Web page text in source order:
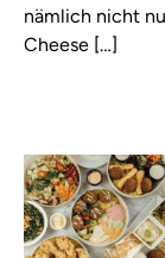
nämlich nicht
Cheese […]